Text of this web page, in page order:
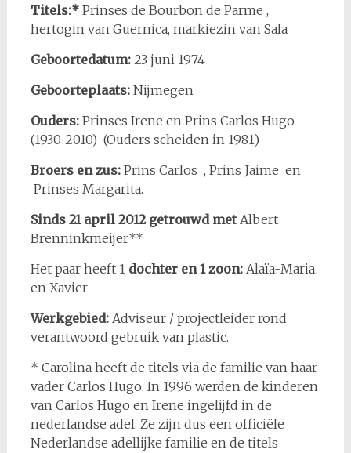
Titels:* Prinses de Bourbon de Parme ,
hertogin van Guernica, markiezin van Sala
Geboortedatum:23 juni 1974
Geboorteplaats:Nijmegen
Ouders: Prinses Irene en Prins Carlos Hugo
(1930-2010) (Ouders scheiden in 1981)
Broers en zus:Prins Carlos , Prins Jaime en
Prinses Margarita.
Sinds 21 april 2012 getrouwd metAlbert
Brenninkmeijer**
Het paar heeft 1 dochter en 1 zoon:Alaïa-Maria
en Xavier
Werkgebied: Adviseur / projectleider rond
verantwoord gebruik van plastic.
* Carolina heeft de titels via de familie van haar
vader Carlos Hugo. In 1996 werden de kinderen
van Carlos Hugo en Irene ingelijfd in de
nederlandse adel. Ze zijn dus een officiële
Nederlandse adellijke familie en de titels